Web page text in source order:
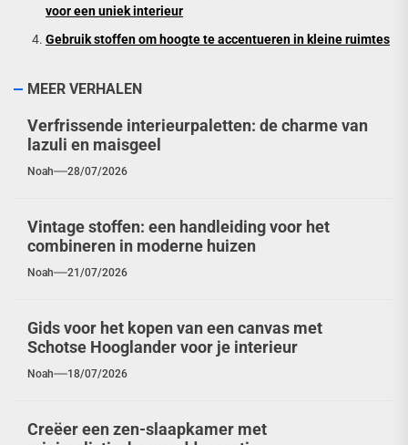
voor een uniek interieur
Gebruik stoffen om hoogte te accentueren in kleine ruimtes
MEER VERHALEN
Verfrissende interieurpaletten: de charme van
lazuli en maisgeel
Noah 28/07/2026
Vintage stoffen: een handleiding voor het
combineren in moderne huizen
Noah 21/07/2026
Gids voor het kopen van een canvas met
Schotse Hooglander voor je interieur
Noah 18/07/2026
Creëer een zen-slaapkamer met